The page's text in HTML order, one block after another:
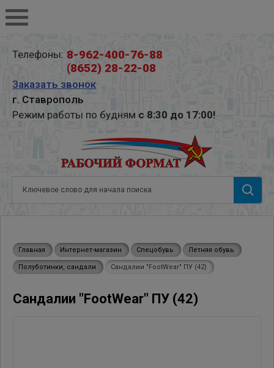
Телефоны: 8-962-400-76-88
(8652) 28-22-08
Заказать звонок
г. Ставрополь
Режим работы по будням с 8:30 до 17:00!
Главная Интернет-магазин Спецобувь Летняя обувь
Полуботинки, сандали Сандалии "FootWear" ПУ (42)
Сандалии "FootWear" ПУ (42)